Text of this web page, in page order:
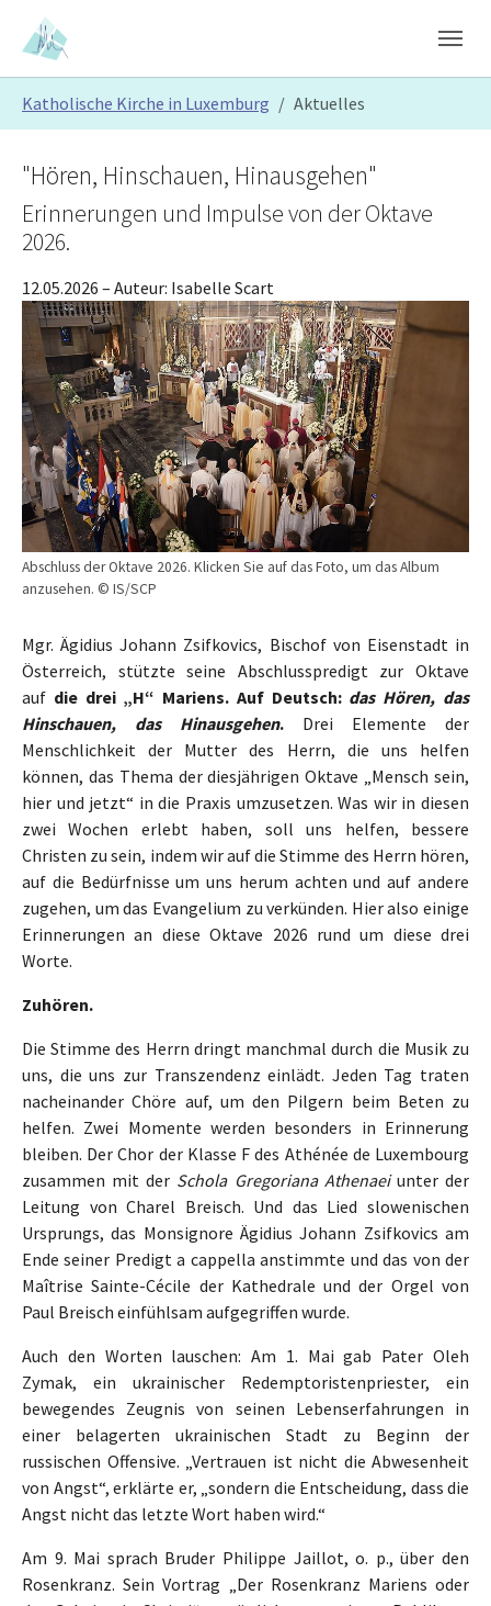
Skip to main content
Skip to page footer
Katholische Kirche in Luxemburg Aktuelles
Abschluss der Oktave 2026. Klicken Sie auf das Foto, um das Album
anzusehen. © IS/SCP
"Hören, Hinschauen, Hinausgehen"
Erinnerungen und Impulse von der Oktave
2026.
12.05.2026 – Auteur: Isabelle Scart
Mgr. Ägidius Johann Zsifkovics, Bischof von Eisenstadt in
Österreich, stützte seine Abschlusspredigt zur Oktave
auf die drei „H“ Mariens. Auf Deutsch: das Hören, das
Hinschauen, das Hinausgehen. Drei Elemente der
Menschlichkeit der Mutter des Herrn, die uns helfen
können, das Thema der diesjährigen Oktave „Mensch sein,
hier und jetzt“ in die Praxis umzusetzen. Was wir in diesen
zwei Wochen erlebt haben, soll uns helfen, bessere
Christen zu sein, indem wir auf die Stimme des Herrn hören,
auf die Bedürfnisse um uns herum achten und auf andere
zugehen, um das Evangelium zu verkünden. Hier also einige
Erinnerungen an diese Oktave 2026 rund um diese drei
Worte.
Zuhören.
Die Stimme des Herrn dringt manchmal durch die Musik zu
uns, die uns zur Transzendenz einlädt. Jeden Tag traten
nacheinander Chöre auf, um den Pilgern beim Beten zu
helfen. Zwei Momente werden besonders in Erinnerung
bleiben. Der Chor der Klasse F des Athénée de Luxembourg
zusammen mit der Schola Gregoriana Athenaeiunter der
Leitung von Charel Breisch. Und das Lied slowenischen
Ursprungs, das Monsignore Ägidius Johann Zsifkovics am
Ende seiner Predigt a cappella anstimmte und das von der
Maîtrise Sainte-Cécile der Kathedrale und der Orgel von
Paul Breisch einfühlsam aufgegriffen wurde.
Auch den Worten lauschen: Am 1. Mai gab Pater Oleh
Zymak, ein ukrainischer Redemptoristenpriester, ein
bewegendes Zeugnis von seinen Lebenserfahrungen in
einer belagerten ukrainischen Stadt zu Beginn der
russischen Offensive. „Vertrauen ist nicht die Abwesenheit
von Angst“, erklärte er, „sondern die Entscheidung, dass die
Angst nicht das letzte Wort haben wird.“
Am 9. Mai sprach Bruder Philippe Jaillot, o. p., über den
Rosenkranz. Sein Vortrag „Der Rosenkranz Mariens oder